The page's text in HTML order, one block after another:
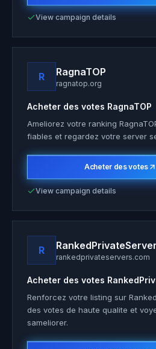
View campaign details
R RagnaTOP
ragnatop.org
Acheter des votes RagnaTOP
Ameliorez votre ranking
fiables et regardez votre server
Acheter des votes
View campaign details
R
rankedprivateservers.com
Acheter des votes
Renforcez votre listing sur
des votes de haute qualite et
sameliorer.